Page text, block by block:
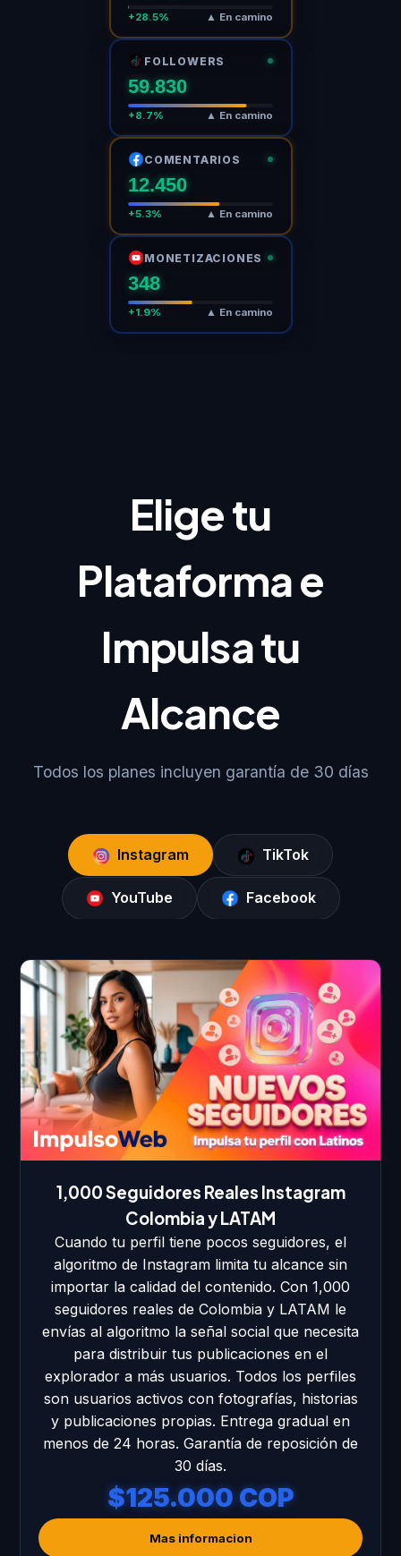
+28.5% ▲ En camino
FOLLOWERS
59.830
+8.7% ▲ En camino
COMENTARIOS
12.451
+5.3% ▲ En camino
MONETIZACIONES
348
+1.9% ▲ En camino
Elige tu
Plataforma e
Impulsa tu
Alcance
Todos los planes incluyen garantía de 30 días
Instagram TikTok
YouTube Facebook
1,000 Seguidores Reales Instagram
Colombia y LATAM
Cuando tu perfil tiene pocos seguidores, el
algoritmo de Instagram limita tu alcance sin
importar la calidad del contenido. Con 1,000
seguidores reales de Colombia y LATAM le
envías al algoritmo la señal social que necesita
para distribuir tus publicaciones en el
explorador a más usuarios. Todos los perfiles
son usuarios activos con fotografías, historias
y publicaciones propias. Entrega gradual en
menos de 24 horas. Garantía de reposición de
30 días.
$125.000 COP
Mas informacion